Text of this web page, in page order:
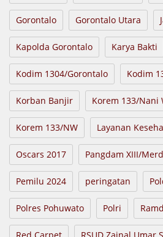
Gorontalo Gorontalo Utara
Kapolda Gorontalo Karya Bakti
Kodim 1304/Gorontalo Kodim
Korban Banjir Korem 133/Nani
Korem 133/NW Layanan
Oscars 2017 Pangdam XIII/
Pemilu 2024 peringatan
Polres Pohuwato Polri